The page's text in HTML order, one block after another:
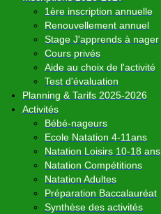
1ère inscription annuelle
Renouvellement annuel
Stage J'apprends à nager
Cours privés
Aide au choix de l'activité
Test d'évaluation
Planning & Tarifs 2025-2026
Activités
Bébé-nageurs
Ecole Natation 4-11ans
Natation Loisirs 10-18 ans
Natation Compétitions
Natation Adultes
Préparation Baccalauréat
Synthèse des activités